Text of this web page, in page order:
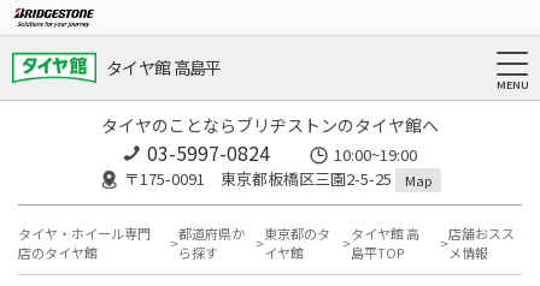
タイヤ館 高島平
タイヤのことならブリヂストンのタイヤ館へ
03-5997-0824
10:00~19:00
〒175-0091 東京都板橋区三園2-5-25
Map
タイヤ・ホイール専門
店のタイヤ館
都道府県か
ら探す
東京都のタ
イヤ館
タイヤ館 高
島平TOP
店舗おスス
メ情報